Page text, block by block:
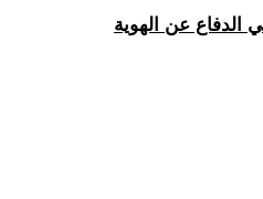
الدفاع عن الهوية